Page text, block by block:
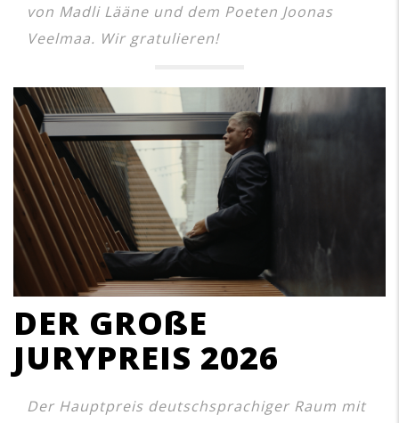
von Madli Lääne und dem Poeten Joonas
Veelmaa. Wir gratulieren!
DER GROßE
JURYPREIS 2026
Der Hauptpreis deutschsprachiger Raum mit